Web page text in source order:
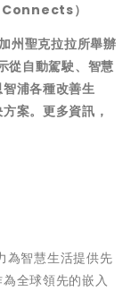
Connects）
州聖克拉拉所舉辦
從自動駕駛、智慧
浦各種改善生
案。更多資訊，
為智慧生活提供先
全球領先的嵌入